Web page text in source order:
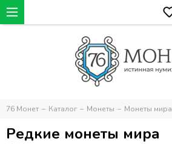
76 Монет Каталог Монеты Монеты мира
Редкие монеты мира